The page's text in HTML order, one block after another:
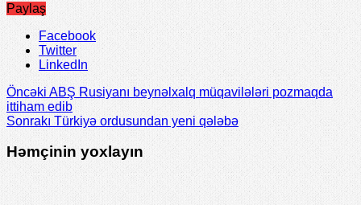
Paylaş
Facebook
Twitter
LinkedIn
Öncəki ABŞ Rusiyanı beynəlxalq müqavilələri pozmaqda
ittiham edib
Sonrakı Türkiyə ordusundan yeni qələbə
Həmçinin yoxlayın